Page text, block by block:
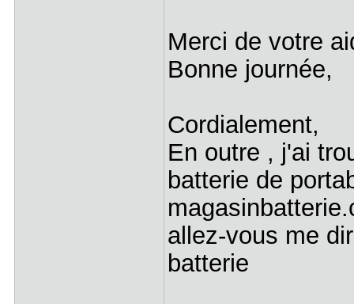
Merci de votre
Bonne journée,
Cordialement,
En outre , j'ai
batterie de
allez-vous me
batterie